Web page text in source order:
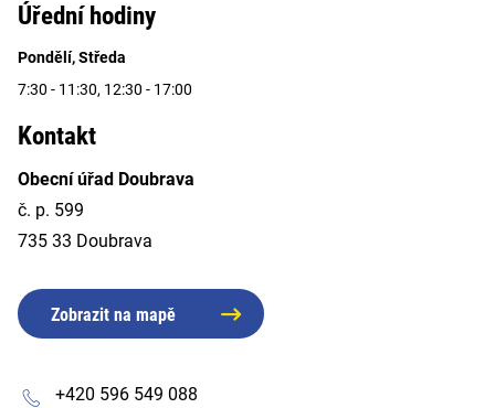
Úřední hodiny
Pondělí, Středa
7:30 - 11:30, 12:30 - 17:00
Kontakt
Obecní úřad Doubrava
č. p. 599
735 33 Doubrava
Zobrazit na mapě
+420 596 549 088